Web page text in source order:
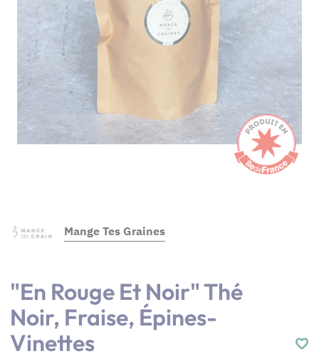
Mange Tes Graines
"En Rouge Et Noir" Thé
Noir, Fraise, Épines-
Vinettes